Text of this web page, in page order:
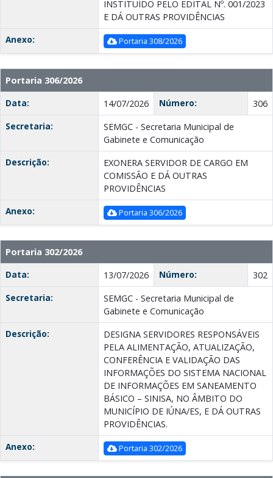
INSTITUÍDO PELO EDITAL Nº. 001/2023
E DÁ OUTRAS PROVIDÊNCIAS
Anexo:
Portaria 308/2026
Portaria 306/2026
Data:
14/07/2026 Número:
306
Secretaria:
SEMGC - Secretaria Municipal de
Gabinete e Comunicação
Descrição:
EXONERA SERVIDOR DE CARGO EM
COMISSÃO E DÁ OUTRAS
PROVIDÊNCIAS
Anexo:
Portaria 306/2026
Portaria 302/2026
Data:
13/07/2026 Número:
302
Secretaria:
SEMGC - Secretaria Municipal de
Gabinete e Comunicação
Descrição:
DESIGNA SERVIDORES RESPONSÁVEIS
PELA ALIMENTAÇÃO, ATUALIZAÇÃO,
CONFERÊNCIA E VALIDAÇÃO DAS
INFORMAÇÕES DO SISTEMA NACIONAL
DE INFORMAÇÕES EM SANEAMENTO
BÁSICO – SINISA, NO ÂMBITO DO
MUNICÍPIO DE IÚNA/ES, E DÁ OUTRAS
PROVIDÊNCIAS.
Anexo:
Portaria 302/2026